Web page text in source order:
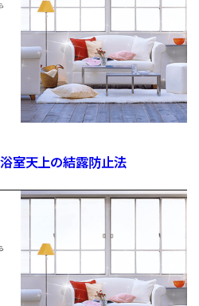
室天上の結露防止法